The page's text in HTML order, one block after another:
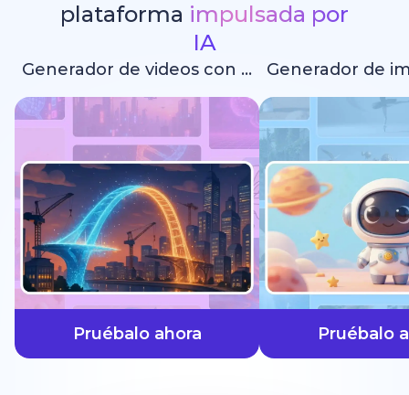
plataforma impulsada por
IA
Generador de videos con IA
Pruébalo ahora Pruébalo
más rápido